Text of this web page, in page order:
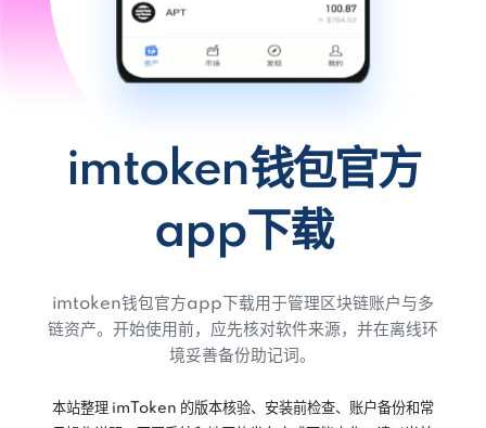
imtoken钱包官方
app下载
imtoken钱包官方app下载用于管理区块链账户与多
链资产。开始使用前，应先核对软件来源，并在离线环
境妥善备份助记词。
本站整理 imToken 的版本核验、安装前检查、账户备份和常